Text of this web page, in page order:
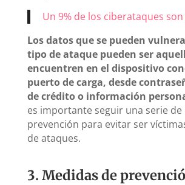
Un 9% de los ciberataques son
Los datos que se pueden
tipo de ataque pueden ser
encuentren en el dispositivo
puerto de carga, desde
de crédito o información
es importante seguir una serie de
prevención para evitar ser
de ataques.
3. Medidas de